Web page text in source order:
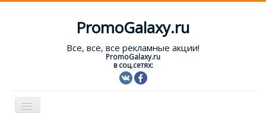
PromoGalaxy.ru
Все, все, все рекламные акции!
PromoGalaxy.ru
в соц.сетях:
Включить/